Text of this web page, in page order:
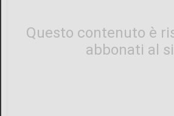
Questo contenuto è
abbonati al